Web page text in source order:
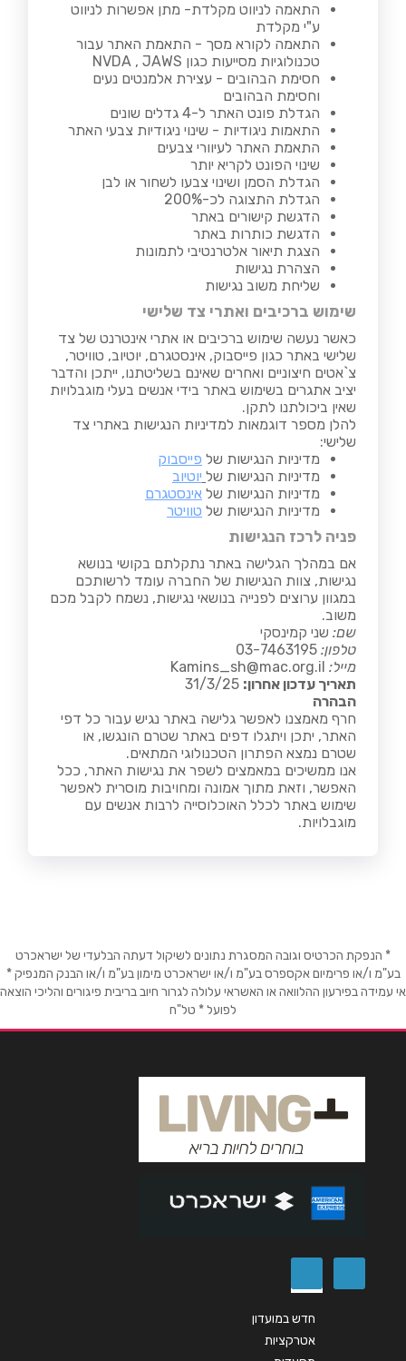
התאמה לניווט מקלדת- מתן אפשרות לניווט
ע"י מקלדת
התאמה לקורא מסך - התאמת האתר עבור
טכנולוגיות מסייעות כגון NVDA , JAWS
חסימת הבהובים - עצירת אלמנטים נעים
וחסימת הבהובים
הגדלת פונט האתר ל-4 גדלים שונים
התאמות ניגודיות - שינוי ניגודיות צבעי האתר
התאמת האתר לעיוורי צבעים
שינוי הפונט לקריא יותר
הגדלת הסמן ושינוי צבעו לשחור או לבן
הגדלת התצוגה לכ-200%
הדגשת קישורים באתר
הדגשת כותרות באתר
הצגת תיאור אלטרנטיבי לתמונות
הצהרת נגישות
שליחת משוב נגישות
שימוש ברכיבים ואתרי צד שלישי
כאשר נעשה שימוש ברכיבים או אתרי אינטרנט של צד
שלישי באתר כגון פייסבוק, אינסטגרם, יוטיוב, טוויטר,
צ`אטים חיצוניים ואחרים שאינם בשליטתנו, ייתכן והדבר
יציב אתגרים בשימוש באתר בידי אנשים בעלי מוגבלויות
שאין ביכולתנו לתקן.
להלן מספר דוגמאות למדיניות הנגישות באתרי צד
שלישי:
מדיניות הנגישות של פייסבוק
מדיניות הנגישות של יוטיוב
מדיניות הנגישות של אינסטגרם
מדיניות הנגישות של טוויטר
פניה לרכז הנגישות
אם במהלך הגלישה באתר נתקלתם בקושי בנושא
נגישות, צוות הנגישות של החברה עומד לרשותכם
במגוון ערוצים לפנייה בנושאי נגישות, נשמח לקבל מכם
משוב.
שם: שני קמינסקי
טלפון: 03-7463195
מייל: Kamins_sh@mac.org.il
תאריך עדכון אחרון:
הבהרה
חרף מאמצנו לאפשר גלישה באתר נגיש עבור כל דפי
האתר, יתכן ויתגלו דפים באתר שטרם הונגשו, או
שטרם נמצא הפתרון הטכנולוגי המתאים.
אנו ממשיכים במאמצים לשפר את נגישות האתר, ככל
האפשר, וזאת מתוך אמונה ומחויבות מוסרית לאפשר
שימוש באתר לכלל האוכלוסייה לרבות אנשים עם
מוגבלויות.
* הנפקת הכרטיס וגובה המסגרת נתונים לשיקול דעתה הבלעדי של ישראכרט
בע"מ ו/או פרימיום אקספרס בע"מ ו/או ישראכרט מימון בע"מ ו/או הבנק המנפיק *
אי עמידה בפירעון ההלוואה או האשראי עלולה לגרור חיוב בריבית פיגורים והליכי הוצאה
לפועל * טל"ח
חדש במועדון
אטרקציות